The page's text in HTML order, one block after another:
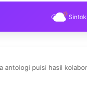
Sintok
antologi puisi hasil